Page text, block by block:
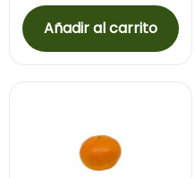
Añadir al carrito